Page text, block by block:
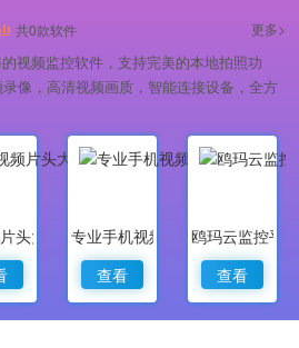
共0款软件 更多>
视频监控软件，支持完美的本地拍照功
像，高清视频画质，智能连接设备，全方
头大师
专业手机视频监控
查看
鸥玛云监控平
查看